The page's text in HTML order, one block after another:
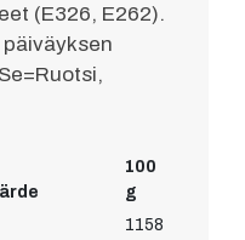
(E326, E262).
100
g
1158